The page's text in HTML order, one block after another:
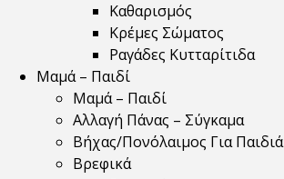
Καθαρισμός
Κρέμες Σώματος
Ραγάδες Κυτταρίτιδα
Μαμά – Παιδί
Μαμά – Παιδί
Αλλαγή Πάνας – Σύγκαμα
Βήχας/Πονόλαιμος Για Παιδιά
Βρεφικά